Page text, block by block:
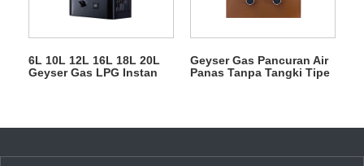
6L 10L 12L 16L 18L 20L
Geyser Gas LPG Instan
Geyser Gas Pancuran Air
Panas Tanpa Tangki Tipe